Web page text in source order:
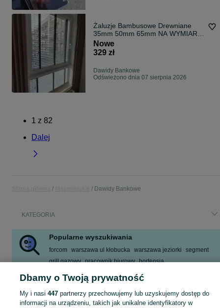
Żaluzje Bambusowe Drewniane
35mm 50mm 65mm NA WYMIAR
Rolety
Nowe
329 zł
Dawidy Bankowe
Odświeżono dnia 07 sierpnia 2026
1 z 82
Dalej
Dawidy Bankowe
KATEGORIA
Popularne wyszukiwania
forcom warszawa ul kłobucka warszawa jeziorki
segment
grill gazowy pracownik biurowy hortensja
grill gazowy weber
Dbamy o Twoją prywatność
My i nasi 447partnerzy przechowujemy lub uzyskujemy dostęp do
informacji na urządzeniu, takich jak unikalne identyfikatory w